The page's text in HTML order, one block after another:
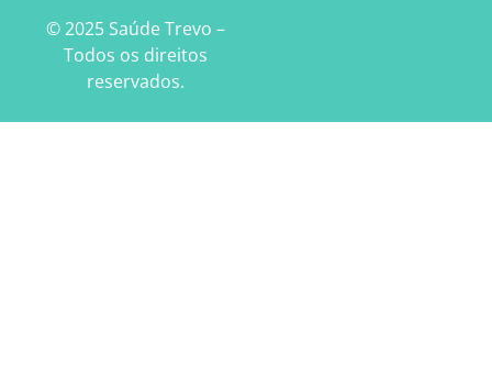
© 2025 Saúde Trevo –
Todos os direitos
reservados.